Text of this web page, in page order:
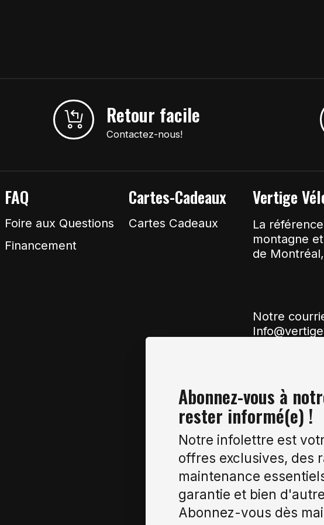
Retour facile
Contactez-nous!
FAQ
Foire aux Questions
Financement
Cartes-Cadeaux
Cartes Cadeaux
Vertige
La
montagne
de
Notre
Abonnez-vous à
rester informé(e) !
Notre infolettre est
offres exclusives, des
maintenance
garantie et bien
Abonnez-vous dès